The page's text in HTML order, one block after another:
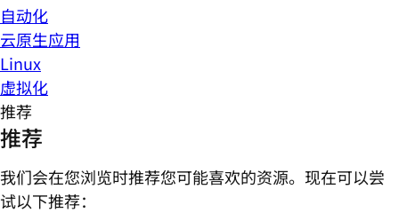
自动化
云原生应用
Linux
虚拟化
推荐
推荐
我们会在您浏览时推荐您可能喜欢的资源。现在可以尝
试以下推荐：